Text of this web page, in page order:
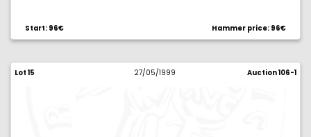
Start: 96€ Hammer price: 96€
Lot 15 27/05/1999 Auction 106-1